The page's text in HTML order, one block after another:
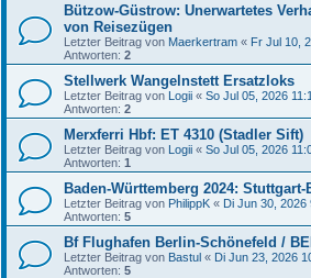
Bützow-Güstrow: Unerwartetes
von Reisezügen
Letzter Beitrag von Maerkertram « Fr Jul 10,
Antworten: 2
Stellwerk Wangelnstett Ersatzloks
Letzter Beitrag von Logii « So Jul 05, 2026
Antworten: 2
Merxferri Hbf: ET 4310 (Stadler Sift)
Letzter Beitrag von Logii « So Jul 05, 2026
Antworten: 1
Baden-Württemberg 2024: Stuttgart-
Letzter Beitrag von PhilippK « Di Jun 30, 2026
Antworten: 5
Bf Flughafen Berlin-Schönefeld /
Letzter Beitrag von Bastul « Di Jun 23, 2026
Antworten: 5